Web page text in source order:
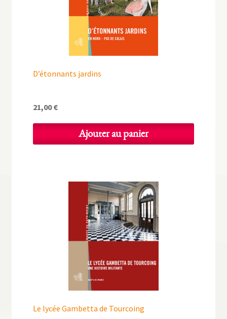
D’étonnants jardins
21,00€
Ajouter au panier
Le lycée Gambetta de Tourcoing